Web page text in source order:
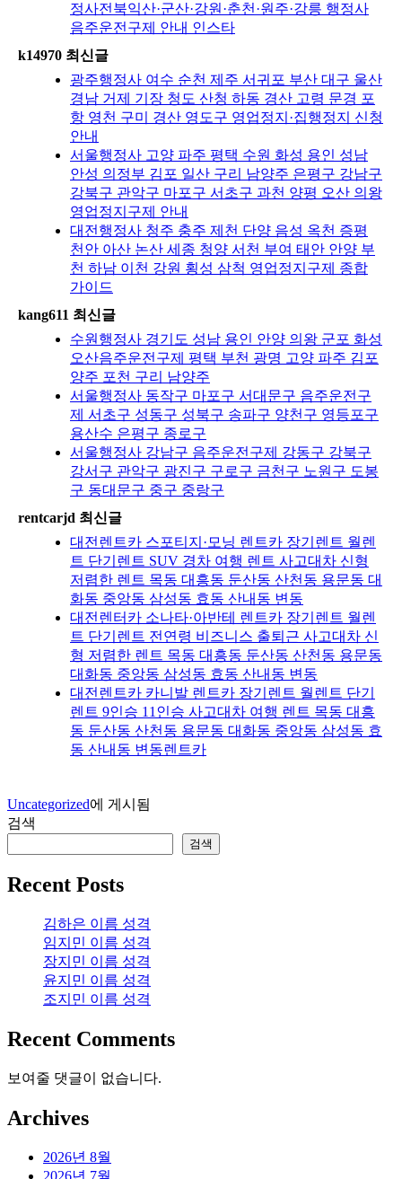
정사전북익산·군산·강원·춘천·원주·강릉 행정사
음주운전구제 안내 인스타
k14970 최신글
광주행정사 여수 순천 제주 서귀포 부산 대구 울산
경남 거제 기장 청도 산청 하동 경산 고령 문경 포
항 영천 구미 경산 영도구 영업정지·집행정지 신청
안내
서울행정사 고양 파주 평택 수원 화성 용인 성남
안성 의정부 김포 일산 구리 남양주 은평구 강남구
강북구 관악구 마포구 서초구 과천 양평 오산 의왕
영업정지구제 안내
대전행정사 청주 충주 제천 단양 음성 옥천 증평
천안 아산 논산 세종 청양 서천 부여 태안 안양 부
천 하남 이천 강원 횡성 삼척 영업정지구제 종합
가이드
kang611 최신글
수원행정사 경기도 성남 용인 안양 의왕 군포 화성
오산음주운전구제 평택 부천 광명 고양 파주 김포
양주 포천 구리 남양주
서울행정사 동작구 마포구 서대문구 음주운전구
제 서초구 성동구 성북구 송파구 양천구 영등포구
용산수 은평구 종로구
서울행정사 강남구 음주운전구제 강동구 강북구
강서구 관악구 광진구 구로구 금천구 노원구 도봉
구 동대문구 중구 중랑구
rentcarjd 최신글
대전렌트카 스포티지·모닝 렌트카 장기렌트 월렌
트 단기렌트 SUV 경차 여행 렌트 사고대차 신형
저렴한 렌트 목동 대흥동 둔산동 산천동 용문동 대
화동 중앙동 삼성동 효동 산내동 변동
대전렌터카 소나타·아반테 렌트카 장기렌트 월렌
트 단기렌트 전연령 비즈니스 출퇴근 사고대차 신
형 저렴한 렌트 목동 대흥동 둔산동 산천동 용문동
대화동 중앙동 삼성동 효동 산내동 변동
대전렌트카 카니발 렌트카 장기렌트 월렌트 단기
렌트 9인승 11인승 사고대차 여행 렌트 목동 대흥
동 둔산동 산천동 용문동 대화동 중앙동 삼성동 효
동 산내동 변동렌트카
Uncategorized에 게시됨
검색
검색
Recent Posts
김하은 이름 성격
임지민 이름 성격
장지민 이름 성격
윤지민 이름 성격
조지민 이름 성격
Recent Comments
보여줄 댓글이 없습니다.
Archives
2026년 8월
2026년 7월